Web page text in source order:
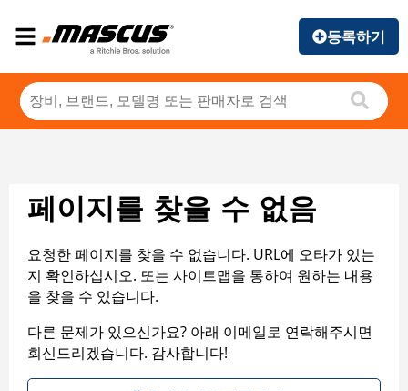
등록하기
페이지를 찾을 수 없음
요청한 페이지를 찾을 수 없습니다. URL에 오타가 있는
지 확인하십시오. 또는 사이트맵을 통하여 원하는 내용
을 찾을 수 있습니다.
다른 문제가 있으신가요? 아래 이메일로 연락해주시면
회신드리겠습니다. 감사합니다!